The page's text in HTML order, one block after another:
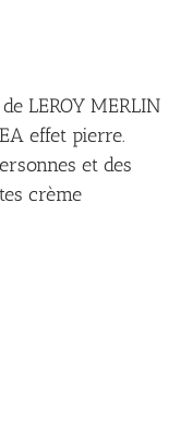
LEROY MERLIN
effet pierre.
et des
crème